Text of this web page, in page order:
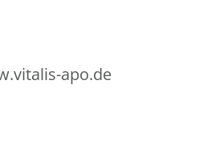
apo.de